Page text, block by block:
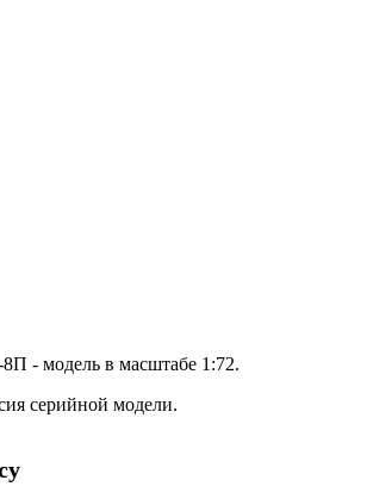
- модель в масштабе 1:72.
серийной модели.